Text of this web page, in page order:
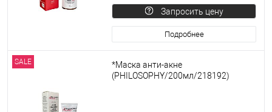
Запросить цену
Подробнее
SALE
*Маска анти-акне
(PHILOSOPHY/200мл/218192)